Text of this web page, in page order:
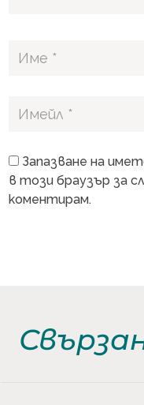
Запазване на
в този браузър за
коментирам.